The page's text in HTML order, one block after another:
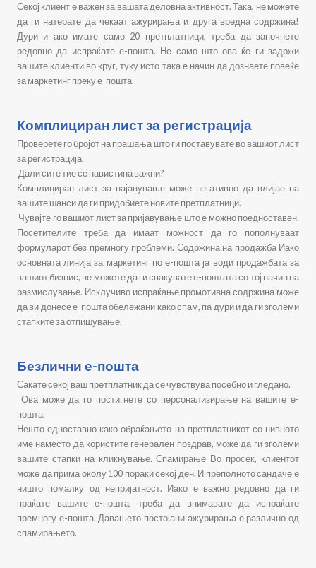
Секој клиент е важен за вашата деловна активност. Така, не можете
да ги натерате да чекаат ажурирања и друга вредна содржина!
Дури и ако имате само 20 претплатници, треба да започнете
редовно да испраќате е-пошта. Не само што ова ќе ги задржи
вашите клиенти во круг, туку исто така е начин да дознаете повеќе
за маркетинг преку е-пошта.
Комплициран лист за регистрација
Проверете го бројот на прашања што ги поставувате во вашиот лист
за регистрација.
Дали сите тие се навистина важни?
Комплициран лист за најавување може негативно да влијае на
вашите шанси да ги придобиете новите претплатници.
Чувајте го вашиот лист за пријавување што е можно поедноставен.
Посетителите треба да имаат можност да го пополнуваат
формуларот без премногу проблеми. Содржина на продажба Иако
основната линија за маркетинг по е-пошта ја води продажбата за
вашиот бизнис, не можете да ги спакувате е-поштата со тој начин на
размислување. Исклучиво испраќање промотивна содржина може
да ви донесе е-пошта обележани како спам, па дури и да ги зголеми
стапките за отпишување.
Безлични е-пошта
Сакате секој ваш претплатник да се чувствува посебно и гледано.
Ова може да го постигнете со персонализирање на вашите е-
пошта.
Нешто едноставно како обраќањето на претплатникот со нивното
име наместо да користите генерален поздрав, може да ги зголеми
вашите стапки на кликнување. Спамирање Во просек, клиентот
може да прима околу 100 пораки секој ден. И преполното сандаче е
ништо помалку од непријатност. Иако е важно редовно да ги
праќате вашите е-пошта, треба да внимавате да испраќате
премногу е-пошта. Давањето постојани ажурирања е различно од
спамирањето.